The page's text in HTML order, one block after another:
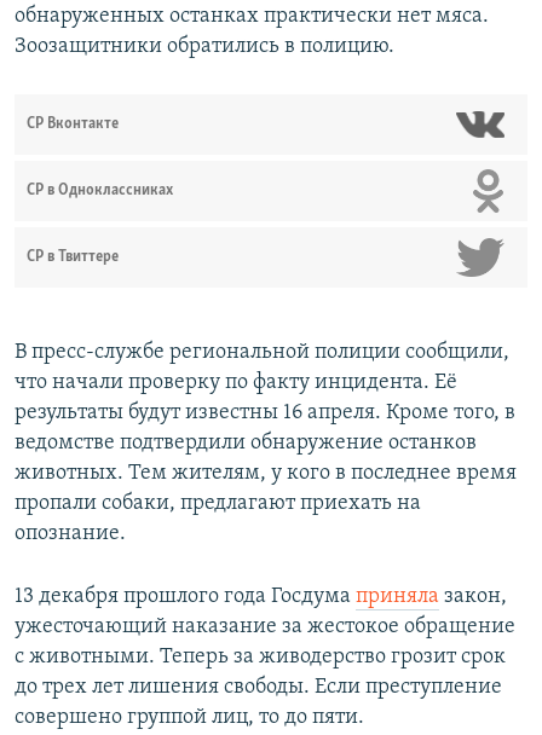
обнаруженных останках практически нет мяса.
Зоозащитники обратились в полицию.
СР Вконтакте
СР в Одноклассниках
СР в Твиттере
В пресс-службе региональной полиции сообщили,
что начали проверку по факту инцидента. Её
результаты будут известны 16 апреля. Кроме того, в
ведомстве подтвердили обнаружение останков
животных. Тем жителям, у кого в последнее время
пропали собаки, предлагают приехать на
опознание.
13 декабря прошлого года Госдума приняла закон,
ужесточающий наказание за жестокое обращение
с животными. Теперь за живодерство грозит срок
до трех лет лишения свободы. Если преступление
совершено группой лиц, то до пяти.